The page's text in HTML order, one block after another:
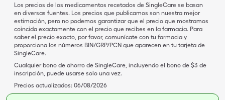
Los precios de los medicamentos recetados de SingleCare se basan
en diversas fuentes. Los precios que publicamos son nuestra mejor
estimación, pero no podemos garantizar que el precio que mostramos
coincida exactamente con el precio que recibes en la farmacia. Para
saber el precio exacto, por favor, comunícate con tu farmacia y
proporciona los números BIN/GRP/PCN que aparecen en tu tarjeta de
SingleCare.
Cualquier bono de ahorro de SingleCare, incluyendo el bono de $3 de
inscripción, puede usarse solo una vez.
Precios actualizados: 06/08/2026